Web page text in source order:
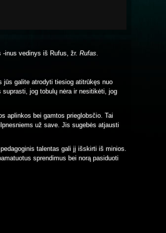
-inus vedinys iš Rufus, žr. Rufas
jūs galite atrodyti tiesiog atitrūkęs nuo
jog tobulų nėra ir nesitikėti, jog
aplinkos bei gamtos prieglobsčio. Tai
už save. Jis sugebės atjausti
talentas gali jį išskirti iš minios.
sprendimus bei norą pasiduoti